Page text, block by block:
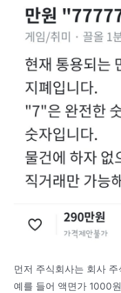
먼저 주식회사는 회사
예를 들어 액면가 1000